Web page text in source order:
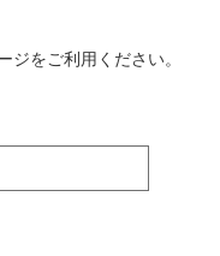
ジをご利用ください。